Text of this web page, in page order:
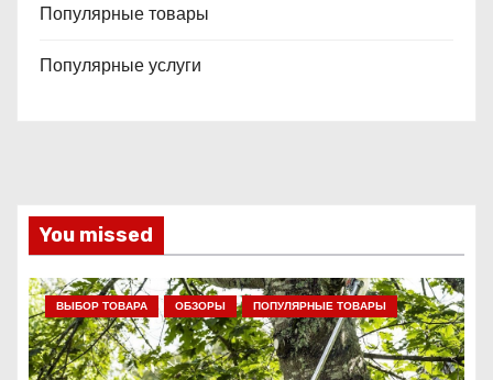
Популярные товары
Популярные услуги
You missed
ВЫБОР ТОВАРА ОБЗОРЫ ПОПУЛЯРНЫЕ ТОВАРЫ